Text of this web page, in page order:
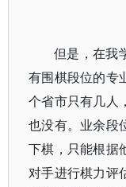
但是，在我
有围棋段位的专
个省市只有几人
也没有。业余段
下棋，只能根据
对手进行棋力评